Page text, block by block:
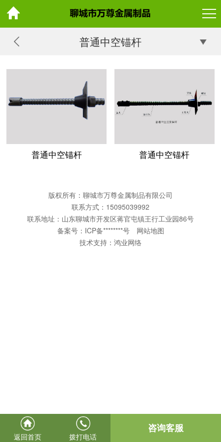
普通中空锚杆
普通中空锚杆 普通中空锚杆
版权所有：聊城市万尊金属制品有限公司
联系方式：15095039992
联系地址：山东聊城市开发区蒋官屯镇王行工业园86号
备案号： ICP备********号
网站地图
技术支持： 鸿业网络
返回首页 拨打电话
咨询客服